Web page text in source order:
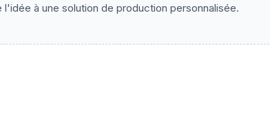
à une solution de production personnalisée.